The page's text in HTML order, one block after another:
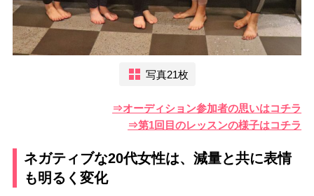
写真21枚
⇒オーディション参加者の思いはコチラ
⇒第1回目のレッスンの様子はコチラ
ネガティブな20代女性は、減量と共に表情
も明るく変化